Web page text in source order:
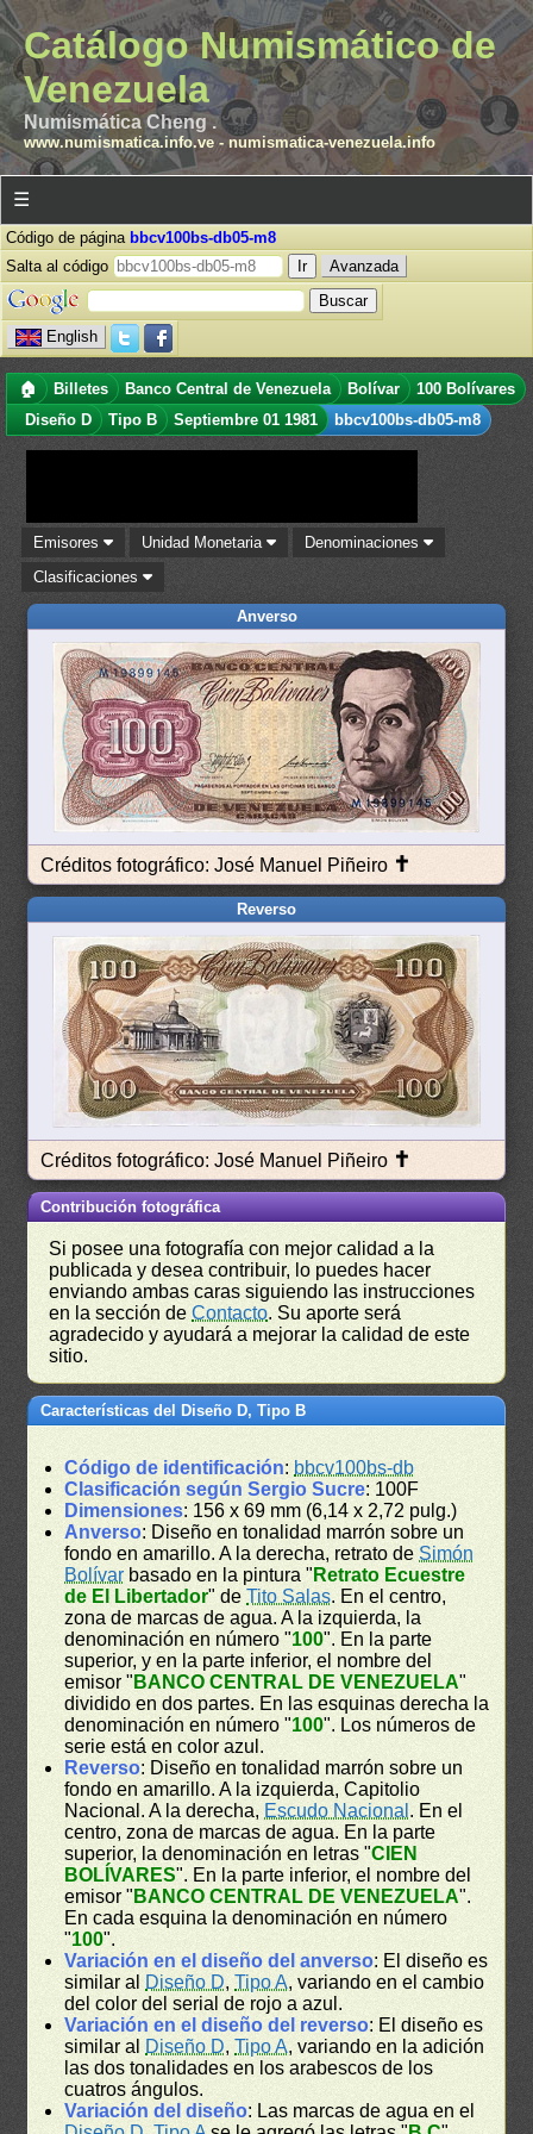
Catálogo Numismático de
Venezuela
Numismática Cheng .
www.numismatica.info.ve- numismatica-venezuela.info
☰
Código de página bbcv100bs-db05-m8
Salta al código
Avanzada
English
🏠 Billetes Banco Central de Venezuela Bolívar
100 Bolívares
Diseño D
Tipo B Septiembre 01 1981 bbcv100bs-db05-m8
Emisores Unidad Monetaria
Denominaciones
Clasificaciones
Anverso
Créditos fotográfico: José Manuel Piñeiro ✝
Reverso
Créditos fotográfico: José Manuel Piñeiro ✝
Contribución fotográfica
Si posee una fotografía con mejor calidad a la
publicada y desea contribuir, lo puedes hacer
enviando ambas caras siguiendo las instrucciones
en la sección deContacto. Su aporte será
agradecido y ayudará a mejorar la calidad de este
sitio.
Características del Diseño D, Tipo B
Código de identificación: bbcv100bs-db
Clasificación según Sergio Sucre: 100F
Dimensiones: 156 x 69 mm (6,14 x 2,72 pulg.)
Anverso: Diseño en tonalidad marrón sobre un
fondo en amarillo. A la derecha, retrato de Simón
Bolívar basado en la pintura " Retrato Ecuestre
de El Libertador" deTito Salas. En el centro,
zona de marcas de agua. A la izquierda, la
denominación en número "100". En la parte
superior, y en la parte inferior, el nombre del
emisor " BANCO CENTRAL DE VENEZUELA"
dividido en dos partes. En las esquinas derecha la
denominación en número "100". Los números de
serie está en color azul.
Reverso: Diseño en tonalidad marrón sobre un
fondo en amarillo. A la izquierda, Capitolio
Nacional. A la derecha, Escudo Nacional . En el
centro, zona de marcas de agua. En la parte
superior, la denominación en letras "CIEN
BOLÍVARES". En la parte inferior, el nombre del
emisor " BANCO CENTRAL DE VENEZUELA".
En cada esquina la denominación en número
"100".
Variación en el diseño del anverso: El diseño es
similar al Diseño D,Tipo A, variando en el cambio
del color del serial de rojo a azul.
Variación en el diseño del reverso: El diseño es
similar al Diseño D,Tipo A, variando en la adición
las dos tonalidades en los arabescos de los
cuatros ángulos.
Variación del diseño: Las marcas de agua en el